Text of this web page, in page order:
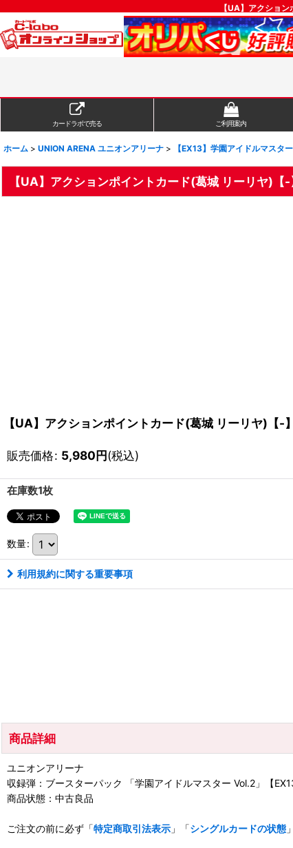
【UA】アクショ
カードラボで売る ご利用案内
ホーム > UNION ARENA ユニオンアリーナ > 【EX13】学園アイドルマスタ
【UA】アクションポイントカード(葛城 リーリヤ)
【UA】アクションポイントカード(葛城 リーリヤ)
販売価格: 5,980円(税込)
在庫数1枚
数量:
利用規約に関する重要事項
商品詳細
ユニオンアリーナ
収録弾：ブースターパック 「学園アイドルマスター Vol.2」【
商品状態：中古良品
ご注文の前に必ず「特定商取引法表示 」「シングルカードの状態